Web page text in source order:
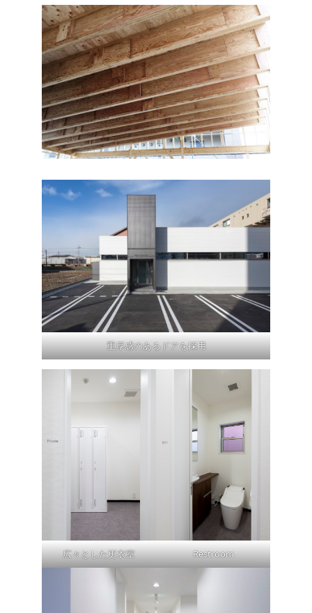
重厚感のあるドアを採用
広々とした更衣室 Restroom